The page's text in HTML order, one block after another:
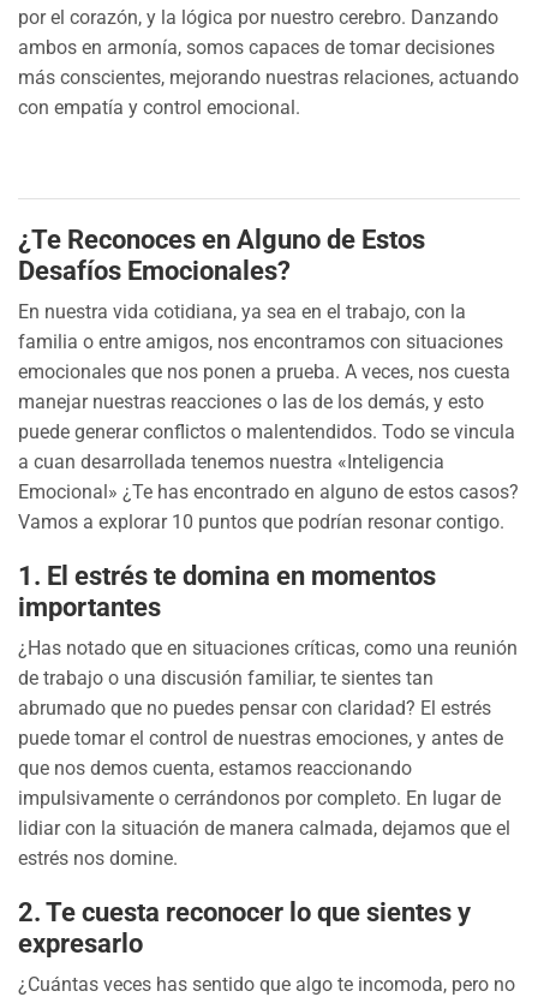
por el corazón, y la lógica por nuestro cerebro. Danzando
ambos en armonía, somos capaces de tomar decisiones
más conscientes, mejorando nuestras relaciones, actuando
con empatía y control emocional.
¿Te Reconoces en Alguno de Estos
Desafíos Emocionales?
En nuestra vida cotidiana, ya sea en el trabajo, con la
familia o entre amigos, nos encontramos con situaciones
emocionales que nos ponen a prueba. A veces, nos cuesta
manejar nuestras reacciones o las de los demás, y esto
puede generar conflictos o malentendidos. Todo se vincula
a cuan desarrollada tenemos nuestra «Inteligencia
Emocional» ¿Te has encontrado en alguno de estos casos?
Vamos a explorar 10 puntos que podrían resonar contigo.
1. El estrés te domina en momentos
importantes
¿Has notado que en situaciones críticas, como una reunión
de trabajo o una discusión familiar, te sientes tan
abrumado que no puedes pensar con claridad? El estrés
puede tomar el control de nuestras emociones, y antes de
que nos demos cuenta, estamos reaccionando
impulsivamente o cerrándonos por completo. En lugar de
lidiar con la situación de manera calmada, dejamos que el
estrés nos domine.
2.Te cuesta reconocer lo que sientes y
expresarlo
¿Cuántas veces has sentido que algo te incomoda, pero no